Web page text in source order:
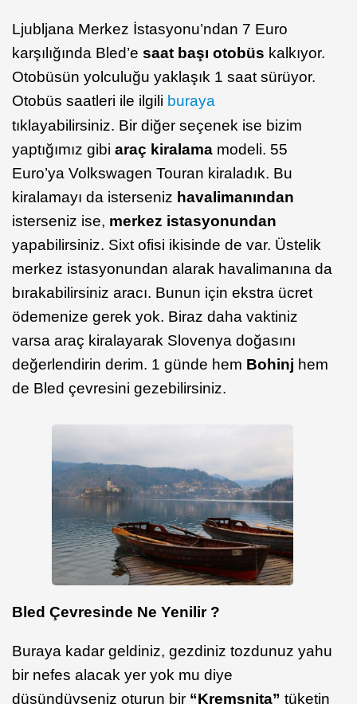
Ljubljana Merkez İstasyonu’ndan 7 Euro
karşılığında Bled’e saat başı otobüs kalkıyor.
Otobüsün yolculuğu yaklaşık 1 saat sürüyor.
Otobüs saatleri ile ilgili buraya
tıklayabilirsiniz. Bir diğer seçenek ise bizim
yaptığımız gibi araç kiralama modeli. 55
Euro’ya Volkswagen Touran kiraladık. Bu
kiralamayı da isterseniz havalimanından
isterseniz ise, merkez istasyonundan
yapabilirsiniz. Sixt ofisi ikisinde de var. Üstelik
merkez istasyonundan alarak havalimanına da
bırakabilirsiniz aracı. Bunun için ekstra ücret
ödemenize gerek yok. Biraz daha vaktiniz
varsa araç kiralayarak Slovenya doğasını
değerlendirin derim. 1 günde hem Bohinj hem
de Bled çevresini gezebilirsiniz.
Bled Çevresinde Ne Yenilir ?
Buraya kadar geldiniz, gezdiniz tozdunuz yahu
bir nefes alacak yer yok mu diye
düşündüyseniz oturun bir “Kremsnita” tüketin